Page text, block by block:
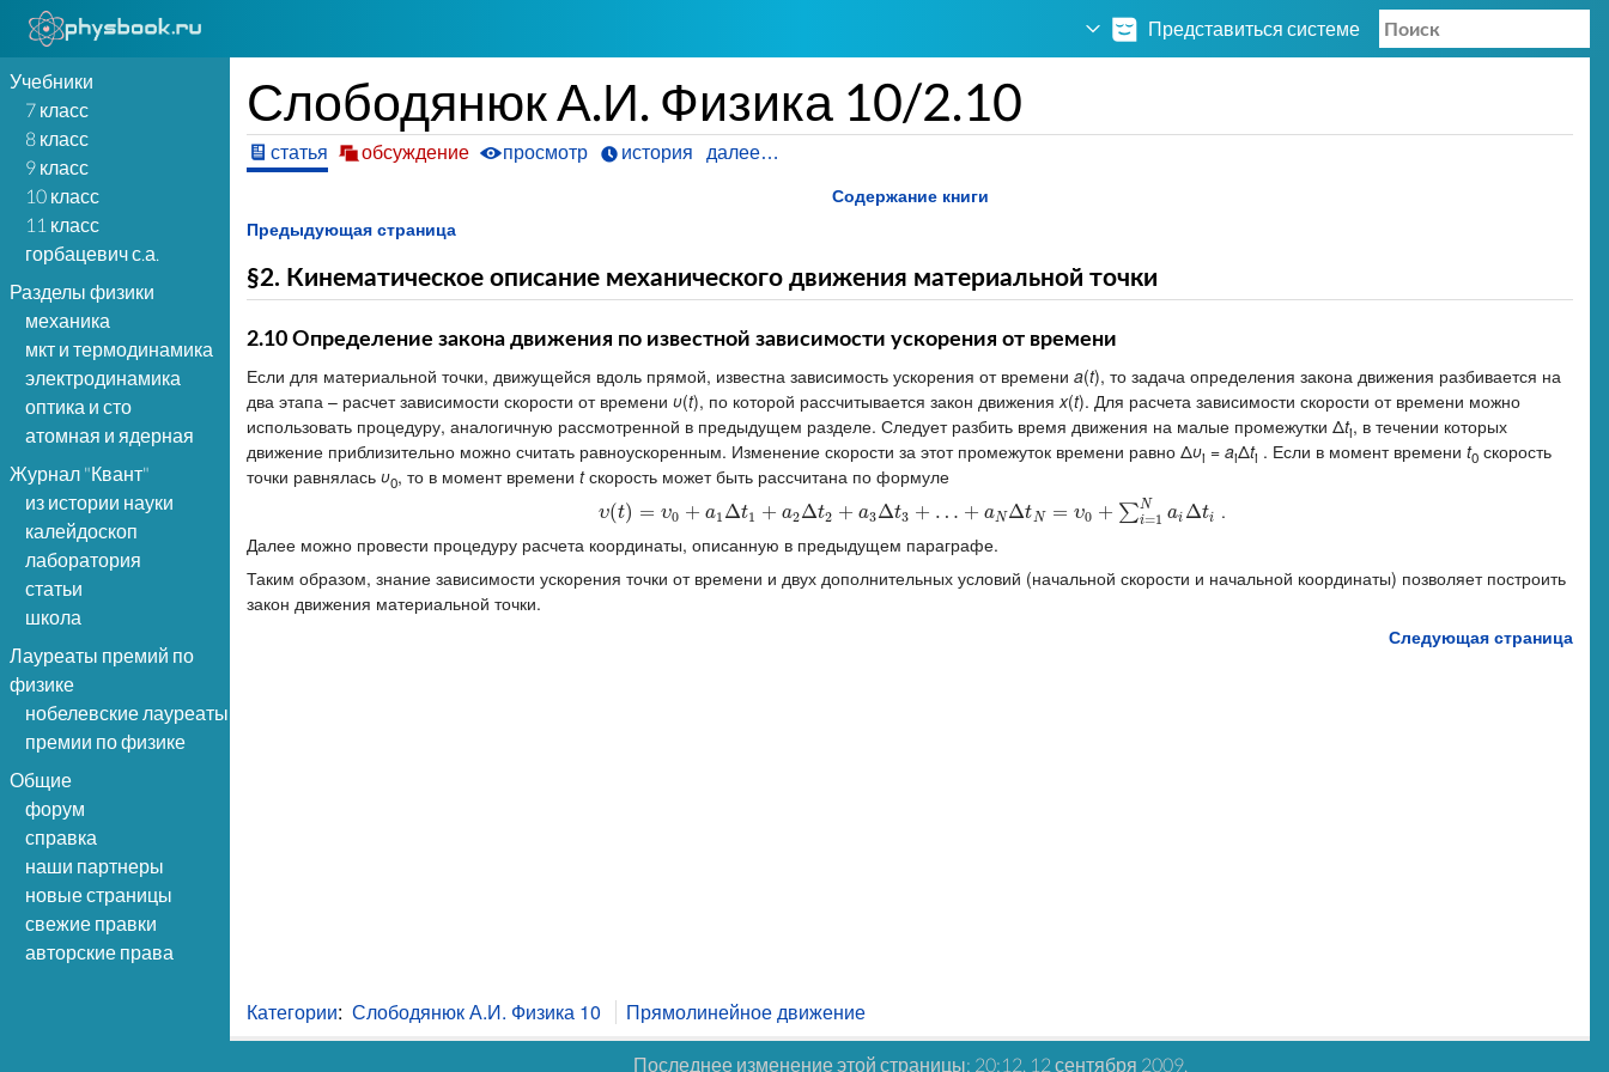
Представиться системе
Учебники
7 класс
8 класс
9 класс
10 класс
11 класс
горбацевич с.а.
Разделы физики
механика
мкт и термодинамика
электродинамика
оптика и сто
атомная и ядерная
Журнал "Квант"
из истории науки
калейдоскоп
лаборатория
статьи
школа
Лауреаты премий по
физике
нобелевские лауреаты
премии по физике
Общие
форум
справка
наши партнеры
новые страницы
свежие правки
авторские права
Слободянюк А.И. Физика 10/2.10
статья обсуждение просмотр история далее…
Содержание книги
Предыдующая страница
§2. Кинематическое описание механического движения материальной точки
2.10 Определение закона движения по известной зависимости ускорения от времени
Если для материальной точки, движущейся вдоль прямой, известна зависимость ускорения от времени a(t), то задача определения закона движения разбивается на
два этапа – расчет зависимости скорости от времени υ(t), по которой рассчитывается закон движения x(t). Для расчета зависимости скорости от времени можно
использовать процедуру, аналогичную рассмотренной в предыдущем разделе. Следует разбить время движения на малые промежутки Δti, в течении которых
движение приблизительно можно считать равноускоренным. Изменение скорости за этот промежуток времени равно Δυi = aiΔti . Если в момент времени t0 скорость
точки равнялась υ0, то в момент времени tскорость может быть рассчитана по формуле
υ(t) = υ0 + a1 Δt1 + a2Δt2 + a3Δt3 + … + aN ΔtN = υ0 + ∑N
i=1 ai Δti
υ(t)= υ0 +a1 Δt 1+a2Δt 2+a3Δt3+…+ aNΔtN= υ0 + ∑i =1 NaiΔti
.
Далее можно провести процедуру расчета координаты, описанную в предыдущем параграфе.
Таким образом, знание зависимости ускорения точки от времени и двух дополнительных условий (начальной скорости и начальной координаты) позволяет построить
закон движения материальной точки.
Следующая страница
Категории: Слободянюк А.И. Физика 10 Прямолинейное движение
Последнее изменение этой страницы: 20:12, 12 сентября 2009.